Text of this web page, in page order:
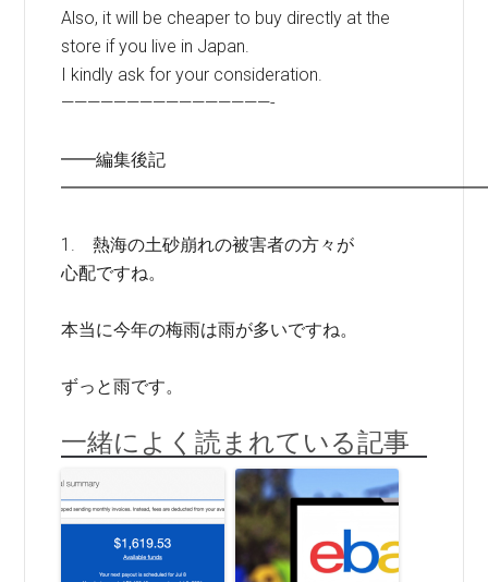
Also, it will be cheaper to buy directly at the
store if you live in Japan.
I kindly ask for your consideration.
————————————————-
━━編集後記
1. 熱海の土砂崩れの被害者の方々が
心配ですね。
本当に今年の梅雨は雨が多いですね。
ずっと雨です。
一緒によく読まれている記事